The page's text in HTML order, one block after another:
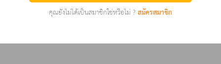
คุณยังไม่ได้เป็นสมาชิกใช่หรือไม่ ?สมัครสมาชิก